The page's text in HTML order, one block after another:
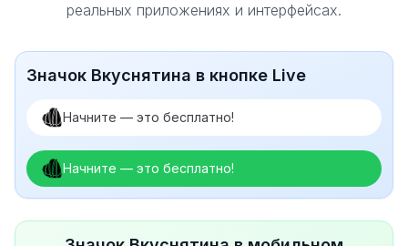
реальных приложениях и интерфейсах.
Значок Вкуснятина в кнопке Live
Начните — это бесплатно!
Начните — это бесплатно!